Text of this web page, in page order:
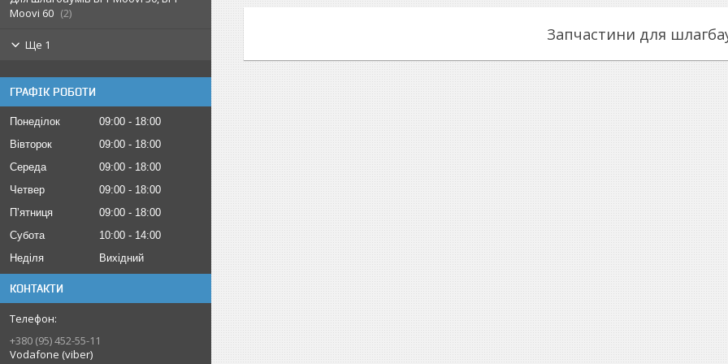
Moovi 60
2
Ще 1
ГРАФІК РОБОТИ
Понеділок 09:00
18:00
Вівторок
09:00
18:00
Середа
09:00
18:00
Четвер
09:00
18:00
Пʼятниця
09:00
18:00
Субота
10:00
14:00
Неділя
Вихідний
КОНТАКТИ
+380 (95) 452-55-11
Vodafone (viber)
Запчастини для